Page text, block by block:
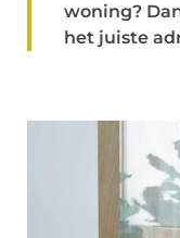
woning?
het juiste